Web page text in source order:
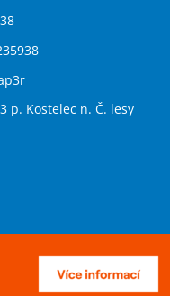
p. Kostelec n. Č. lesy